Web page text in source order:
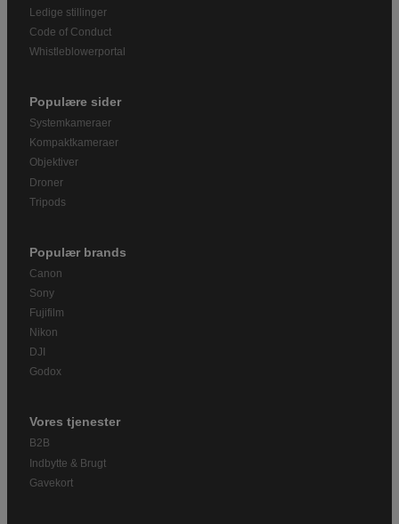
Ledige stillinger
Code of Conduct
Whistleblowerportal
Populære sider
Systemkameraer
Kompaktkameraer
Objektiver
Droner
Tripods
Populær brands
Canon
Sony
Fujifilm
Nikon
DJI
Godox
Vores tjenester
B2B
Indbytte & Brugt
Gavekort